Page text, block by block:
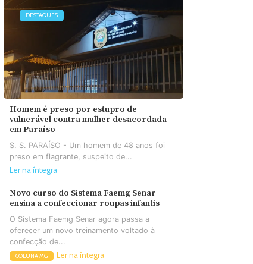
DESTAQUES
Homem é preso por estupro de
vulnerável contra mulher desacordada
em Paraíso
S. S. PARAÍSO - Um homem de 48 anos foi
preso em flagrante, suspeito de...
Ler na íntegra
Novo curso do Sistema Faemg Senar
ensina a confeccionar roupas infantis
O Sistema Faemg Senar agora passa a
oferecer um novo treinamento voltado à
confecção de...
COLUNA MG Ler na íntegra